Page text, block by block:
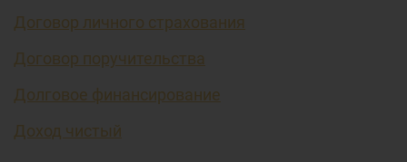
Договор личного страхования
Договор поручительства
Долговое финансирование
Доход чистый